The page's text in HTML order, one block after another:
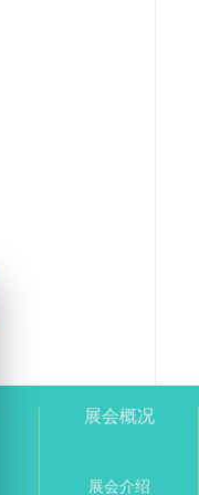
展会概况
展会介绍